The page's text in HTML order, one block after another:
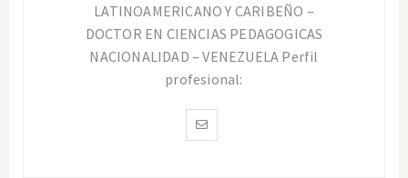
LATINOAMERICANO Y CARIBEÑO –
DOCTOR EN CIENCIAS PEDAGOGICAS
NACIONALIDAD – VENEZUELA Perfil
profesional: